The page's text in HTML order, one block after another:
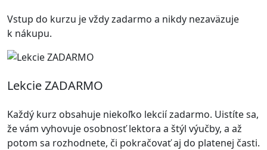
Vstup do kurzu je vždy zadarmo a nikdy nezaväzuje
k nákupu.
Lekcie ZADARMO
Každý kurz obsahuje niekoľko lekcií zadarmo. Uistíte sa,
že vám vyhovuje osobnosť lektora a štýl výučby, a až
potom sa rozhodnete, či pokračovať aj do platenej časti.